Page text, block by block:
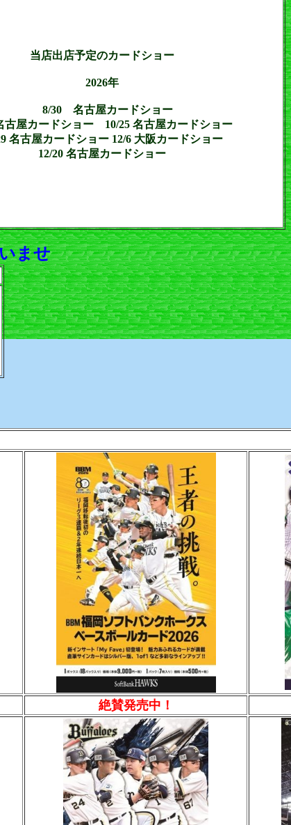
当店出店予定のカードショー
2026年
8/30 名古屋カードショー
古屋カードショー 10/25 名古屋カードショー
名古屋カードショー 12/6 大阪カードショー
12/20 名古屋カードショー
ませ
絶賛発売中！